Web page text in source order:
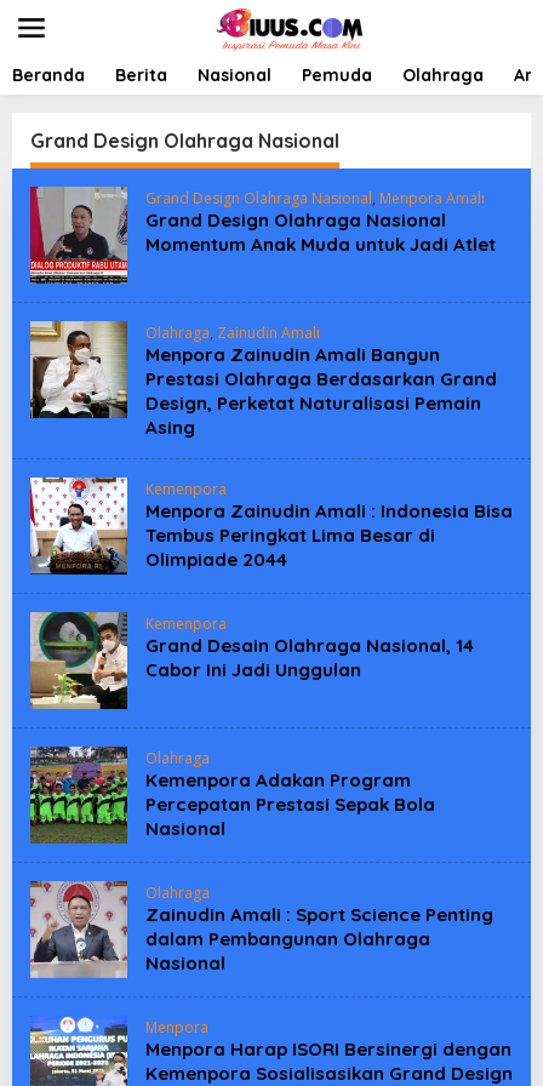
t
Beranda Berita Nasional Pemuda Olahraga
Grand Design Olahraga Nasional
Grand Design Olahraga Nasional, Menpora Amali
Grand Design Olahraga Nasional
Momentum Anak Muda untuk Jadi Atlet
Olahraga, Zainudin Amali
Menpora Zainudin Amali Bangun
Prestasi Olahraga Berdasarkan Grand
Design, Perketat Naturalisasi Pemain
Asing
Kemenpora
Menpora Zainudin Amali : Indonesia Bisa
Tembus Peringkat Lima Besar di
Olimpiade 2044
Kemenpora
Grand Desain Olahraga Nasional, 14
Cabor Ini Jadi Unggulan
Olahraga
Kemenpora Adakan Program
Percepatan Prestasi Sepak Bola
Nasional
Olahraga
Zainudin Amali : Sport Science Penting
dalam Pembangunan Olahraga
Nasional
Menpora
Menpora Harap ISORI Bersinergi dengan
Kemenpora Sosialisasikan Grand Design